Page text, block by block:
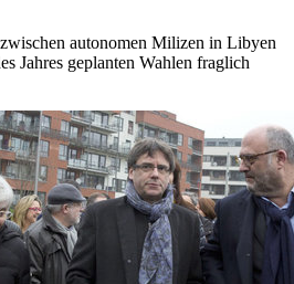
autonomen Milizen in Libyen
Jahres geplanten Wahlen fraglich